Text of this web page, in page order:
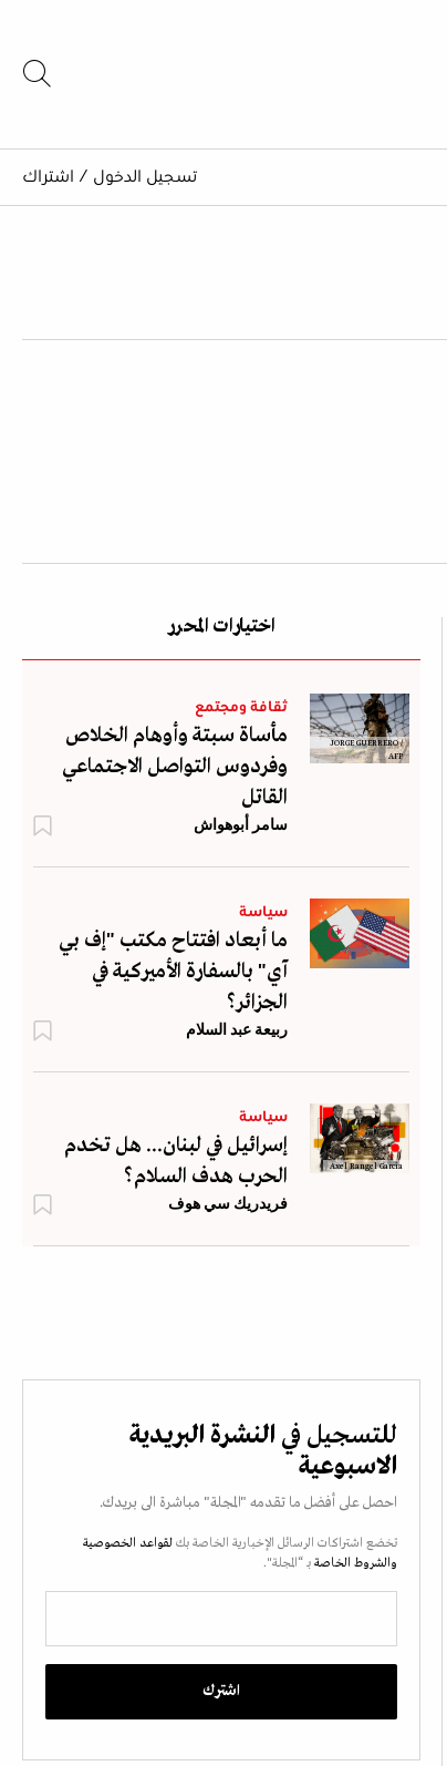
تسجيل الدخول / اشتراك
اختيارات المحرر
JORGE GUERRERO /
AFP
ثقافة ومجتمع
مأساة سبتة وأوهام الخلاص
وفردوس التواصل الاجتماعي
القاتل
سامر أبوهواش
سياسة
ما أبعاد افتتاح مكتب "إف بي
آي" بالسفارة الأميركية في
الجزائر؟
ربيعة عبد السلام
Axel Rangel Garcia
سياسة
إسرائيل في لبنان... هل تخدم
الحرب هدف السلام؟
فريدريك سي هوف
للتسجيل في النشرة البريدية
الاسبوعية
احصل على أفضل ما تقدمه "المجلة" مباشرة الى بريدك.
تخضع اشتراكات الرسائل الإخبارية الخاصة بك لقواعد الخصوصية
والشروط الخاصة بـ “المجلة".